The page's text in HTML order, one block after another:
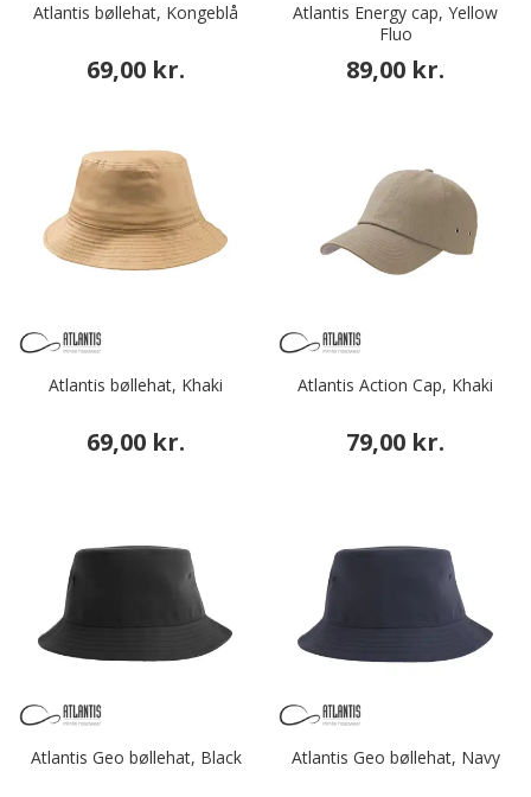
Atlantis bøllehat, Kongeblå
69,00 kr.
Atlantis Energy cap, Yellow
Fluo
89,00 kr.
Atlantis bøllehat, Khaki
69,00 kr.
Atlantis Action Cap, Khaki
79,00 kr.
Atlantis Geo bøllehat, Black Atlantis Geo bøllehat, Navy